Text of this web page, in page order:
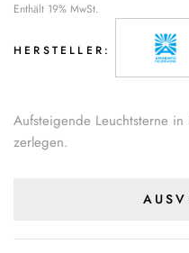
Enthält 19% MwSt.
HERSTELLER:
Aufsteigende Leuchtsterne
zerlegen.